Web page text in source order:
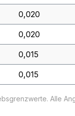
0,020
0,020
0,015
0,015
Alle